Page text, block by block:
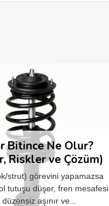
Bitince Ne Olur?
Riskler ve Çözüm)
strut) görevini yapamazsa
tutuşu düşer, fren mesafesi
aşınır ve...